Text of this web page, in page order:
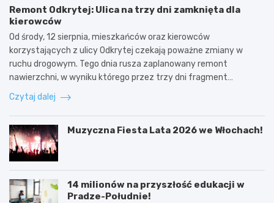
Remont Odkrytej: Ulica na trzy dni zamknięta dla
kierowców
Od środy, 12 sierpnia, mieszkańców oraz kierowców
korzystających z ulicy Odkrytej czekają poważne zmiany w
ruchu drogowym. Tego dnia rusza zaplanowany remont
nawierzchni, w wyniku którego przez trzy dni fragment…
Czytaj dalej
Muzyczna Fiesta Lata 2026 we Włochach!
14 milionów na przyszłość edukacji w
Pradze-Południe!